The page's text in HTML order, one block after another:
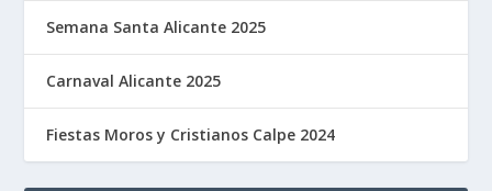
Semana Santa Alicante 2025
Carnaval Alicante 2025
Fiestas Moros y Cristianos Calpe 2024